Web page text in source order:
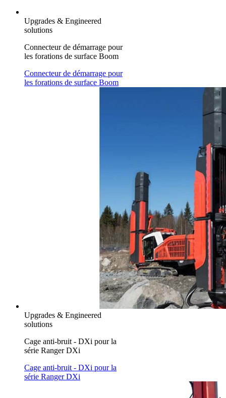
Upgrades & Engineered
solutions
Connecteur de démarrage pour
les forations de surface Boom
Connecteur de démarrage pour
les forations de surface Boom
Upgrades & Engineered
solutions
Cage anti-bruit - DXi pour la
série Ranger DXi
Cage anti-bruit - DXi pour la
série Ranger DXi